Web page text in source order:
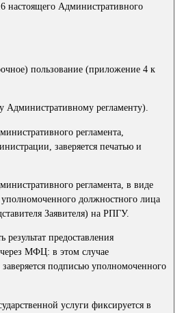
настоящего Административного
пользование (приложение 4 к
Административному регламенту).
регламента,
заверяется печатью и
регламента, в виде
должностного лица
Заявителя) на РПГУ.
предоставления
МФЦ: в этом случае
подписью уполномоченного
услуги фиксируется в